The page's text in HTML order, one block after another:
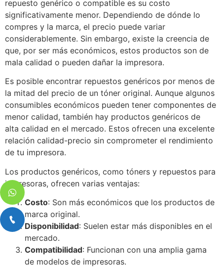
repuesto genérico o compatible es su costo
significativamente menor. Dependiendo de dónde lo
compres y la marca, el precio puede variar
considerablemente. Sin embargo, existe la creencia de
que, por ser más económicos, estos productos son de
mala calidad o pueden dañar la impresora.
Es posible encontrar repuestos genéricos por menos de
la mitad del precio de un tóner original. Aunque algunos
consumibles económicos pueden tener componentes de
menor calidad, también hay productos genéricos de
alta calidad en el mercado. Estos ofrecen una excelente
relación calidad-precio sin comprometer el rendimiento
de tu impresora.
Los productos genéricos, como tóners y repuestos para
impresoras, ofrecen varias ventajas:
Costo: Son más económicos que los productos de
marca original.
Disponibilidad: Suelen estar más disponibles en el
mercado.
Compatibilidad: Funcionan con una amplia gama
de modelos de impresoras.